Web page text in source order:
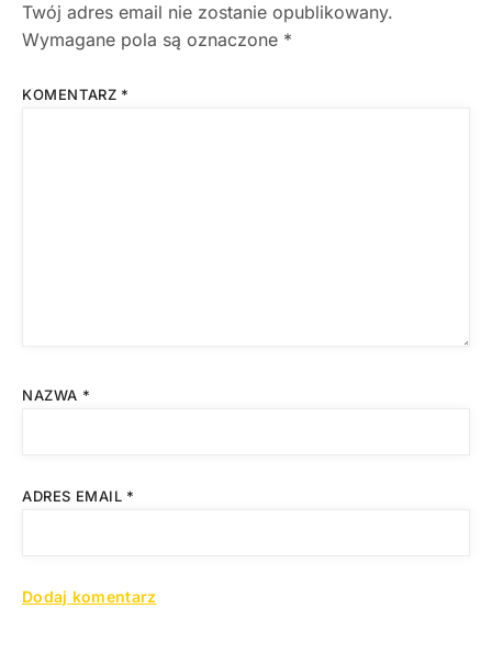
Twój adres email nie zostanie opublikowany.
Wymagane pola są oznaczone *
KOMENTARZ *
NAZWA *
ADRES EMAIL *